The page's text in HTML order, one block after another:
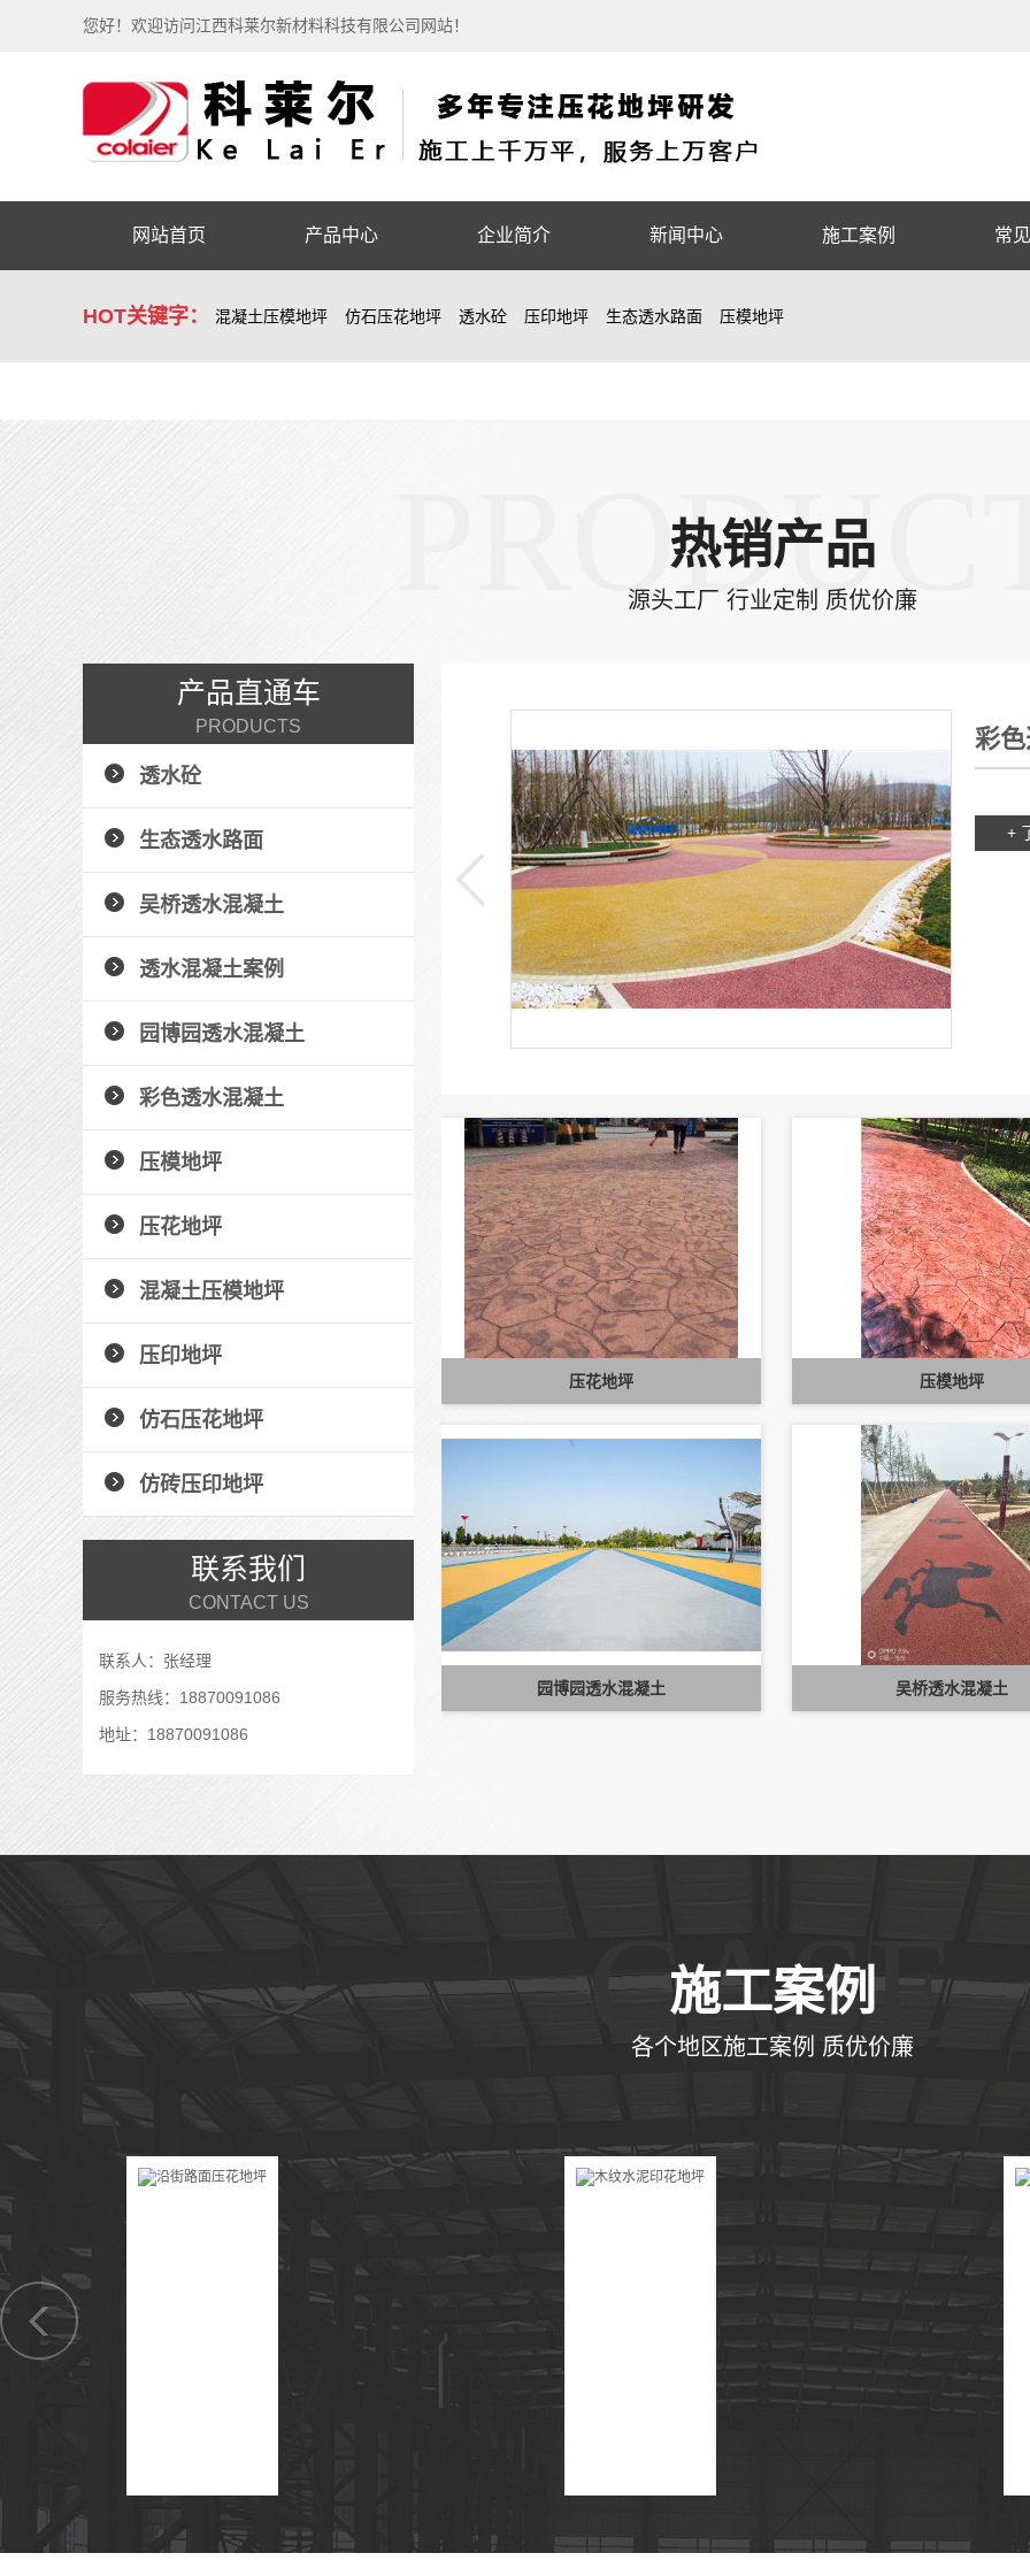
您好！欢迎访问江西科莱尔新材料科技有限公司网站！
网站首页 产品中心 企业简介 新闻中心 施工案例 常
HOT关键字： 混凝土压模地坪 仿石压花地坪 透水砼 压印地坪 生态透水路面 压模地坪
热销产品
源头工厂 行业定制 质优价廉
产品直通车
PRODUCTS
透水砼
生态透水路面
吴桥透水混凝土
透水混凝土案例
园博园透水混凝土
彩色透水混凝土
压模地坪
压花地坪
混凝土压模地坪
压印地坪
仿石压花地坪
仿砖压印地坪
联系我们
CONTACT US
联系人：张经理
服务热线：18870091086
地址：18870091086
压模地坪
压花地坪的用途压花地坪具有美观、不褪色、质地坚固、
强度高、耐...
+ 了解详情 +
彩
+
压花地坪 压模地坪
园博园透水混凝土 吴桥透水混凝土
CASE
施工案例
各个地区施工案例 质优价廉